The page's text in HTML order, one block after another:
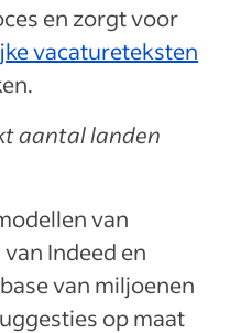
en zorgt voor
vacatureteksten
aantal landen
van
Indeed en
van miljoenen
op maat